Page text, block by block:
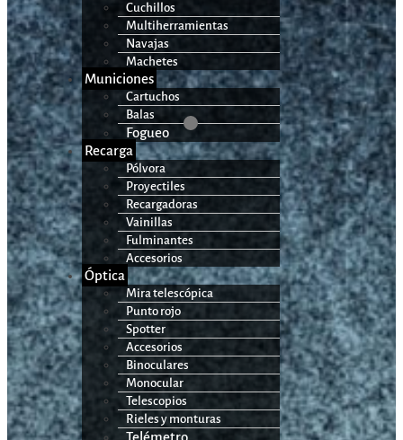
Cuchillos
Multiherramientas
Navajas
Machetes
Municiones
Cartuchos
Balas
Fogueo
Recarga
Pólvora
Proyectiles
Recargadoras
Vainillas
Fulminantes
Accesorios
Óptica
Mira telescópica
Punto rojo
Spotter
Accesorios
Binoculares
Monocular
Telescopios
Rieles y monturas